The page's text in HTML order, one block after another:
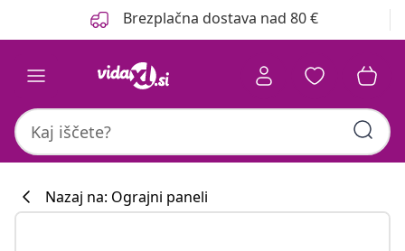
Brezplačna dostava nad 80 €
Nazaj na: Ograjni paneli